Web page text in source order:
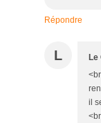
Répondre
L Le
il